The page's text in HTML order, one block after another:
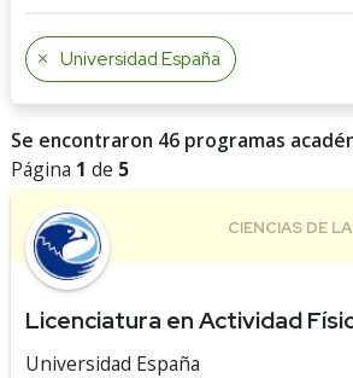
Universidad España
Se encontraron 46 programas
Página 1 de 5
Licenciatura en Actividad
Universidad España